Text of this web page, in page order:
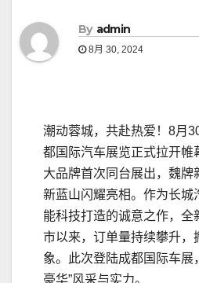
By admin
8月 30, 2024
潮动蓉城，共赴热爱！8月
都国际汽车展览正式拉开帷
大品牌首次同台展出，魏牌
新蓝山闪耀亮相。作为长城
能科技打造的诚意之作，全
市以来，订单量持续攀升，
象。此次登陆成都国际车展
豪华”风采与实力。